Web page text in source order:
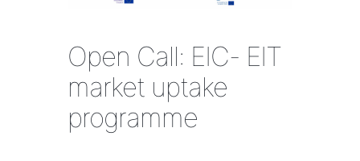
Open Call: EIC- EIT
market uptake
programme